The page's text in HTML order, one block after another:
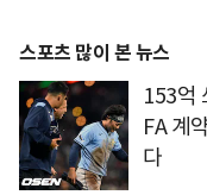
스포츠 많이 본 뉴스
153억
FA 계
다